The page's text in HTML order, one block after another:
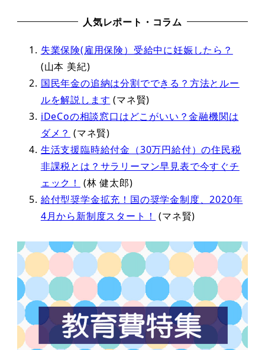
人気レポート・コラム
失業保険(雇用保険）受給中に妊娠したら？
(山本 美紀)
国民年金の追納は分割でできる？方法とルー
ルを解説します (マネ賢)
iDeCoの相談窓口はどこがいい？金融機関は
ダメ？ (マネ賢)
生活支援臨時給付金（30万円給付）の住民税
非課税とは？サラリーマン早見表で今すぐチ
ェック！ (林 健太郎)
給付型奨学金拡充！国の奨学金制度、2020年
4月から新制度スタート！ (マネ賢)